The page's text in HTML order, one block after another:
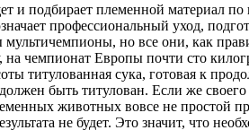
и подбирает племенной материал
профессиональный уход,
но все они, как
на чемпионат Европы почти сто
титулованная сука, готовая к
быть титулован. Если же
животных вовсе не простой
не будет. Это значит, что